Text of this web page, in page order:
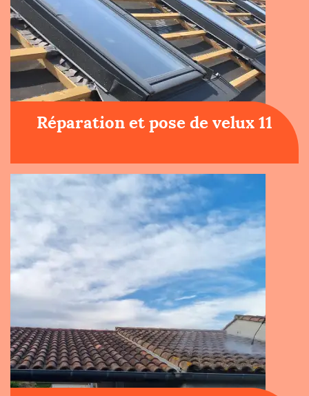
Réparation et pose de velux 11